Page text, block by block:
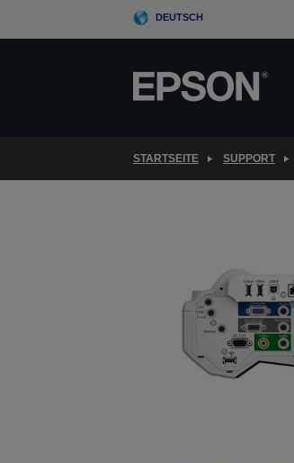
DEUTSCH
STARTSEITE SUPPORT